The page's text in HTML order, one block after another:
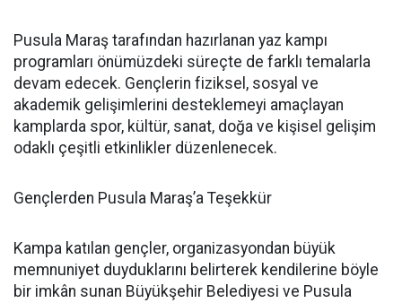
Pusula Maraş tarafından hazırlanan yaz kampı
programları önümüzdeki süreçte de farklı temalarla
devam edecek. Gençlerin fiziksel, sosyal ve
akademik gelişimlerini desteklemeyi amaçlayan
kamplarda spor, kültür, sanat, doğa ve kişisel gelişim
odaklı çeşitli etkinlikler düzenlenecek.
Gençlerden Pusula Maraş’a Teşekkür
Kampa katılan gençler, organizasyondan büyük
memnuniyet duyduklarını belirterek kendilerine böyle
bir imkân sunan Büyükşehir Belediyesi ve Pusula